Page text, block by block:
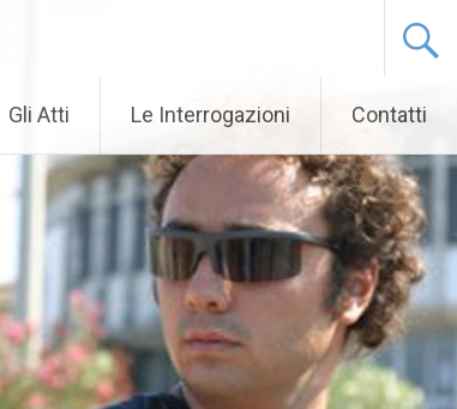
Gli Atti Le Interrogazioni Contatti